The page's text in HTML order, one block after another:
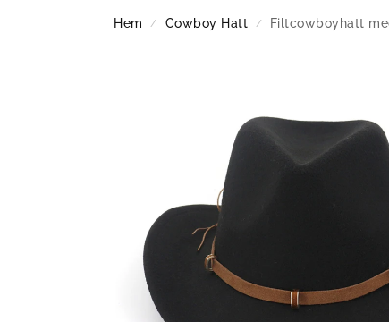
Hem / Cowboy Hatt / Filtcowboyhatt